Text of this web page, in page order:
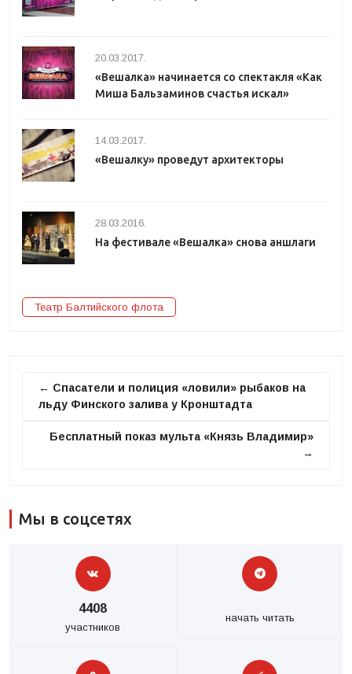
20.03.2017.
«Вешалка» начинается со спектакля «Как
Миша Бальзаминов счастья искал»
14.03.2017.
«Вешалку» проведут архитекторы
28.03.2016.
На фестивале «Вешалка» снова аншлаги
Театр Балтийского флота
← Спасатели и полиция «ловили» рыбаков на
льду Финского залива у Кронштадта
Бесплатный показ мульта «Князь Владимир»
→
Мы в соцсетях
4408
участников
начать читать